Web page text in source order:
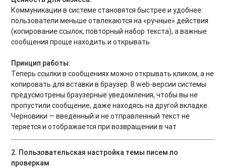
Коммуникации в системе становятся быстрее и удобнее:
пользователи меньше отвлекаются на «ручные» действия
(копирование ссылок, повторный набор текста), а важные
сообщения проще находить и открывать
Принцип работы:
Теперь ссылки в сообщениях можно открывать кликом, а не
копировать для вставки в браузер. В web-версии системы
предусмотрены браузерные уведомления, чтобы вы не
пропустили сообщение, даже находясь на другой вкладке.
Черновики — введённый и не отправленный текст не
теряется и отображается при возвращении в чат
2. Пользовательская настройка темы писем по
проверкам